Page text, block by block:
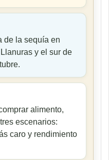
de la sequía en
y el sur de
alimento,
escenarios:
caro y rendimiento